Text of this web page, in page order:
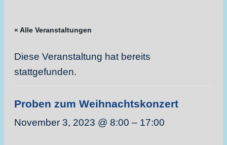
« Alle Veranstaltungen
Diese Veranstaltung hat bereits
stattgefunden.
Proben zum Weihnachtskonzert
November 3, 2023 @ 8:00 – 17:00